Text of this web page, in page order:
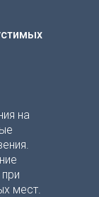
на
мест.